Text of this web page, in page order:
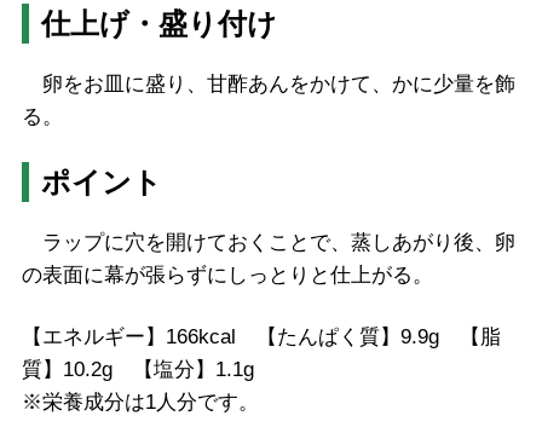
仕上げ・盛り付け
卵をお皿に盛り、甘酢あんをかけて、かに少量を飾
る。
ポイント
ラップに穴を開けておくことで、蒸しあがり後、卵
の表面に幕が張らずにしっとりと仕上がる。
【エネルギー】166kcal 【たんぱく質】9.9g 【脂
質】10.2g 【塩分】1.1g
※栄養成分は1人分です。